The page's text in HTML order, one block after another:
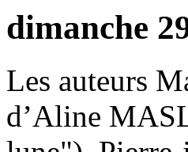
dimanche
Les auteurs
d’Aline